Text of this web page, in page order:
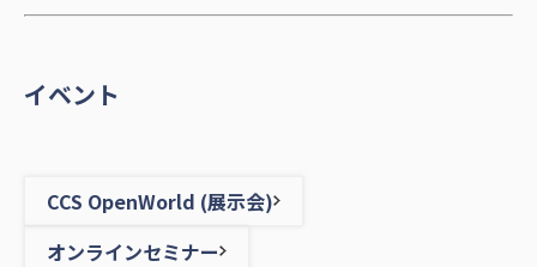
イベント
CCS OpenWorld (展示会)
オンラインセミナー